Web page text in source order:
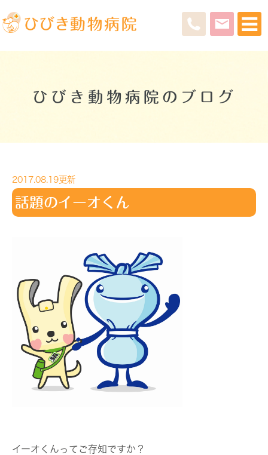
ひびき動物病院のブログ
2017.08.19更新
話題のイーオくん
イーオくんってご存知ですか？